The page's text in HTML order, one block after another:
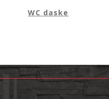
WC daske